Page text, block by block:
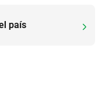
país